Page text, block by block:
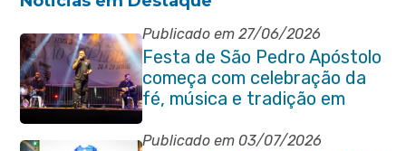
Publicado em 27/06/2026
Festa de São Pedro Apóstolo
começa com celebração da
fé, música e tradição em
Venda das Pedras
Publicado em 03/07/2026